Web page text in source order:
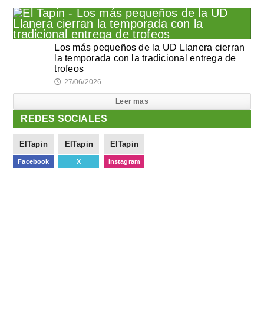
Los más pequeños de la UD Llanera cierran
la temporada con la tradicional entrega de
trofeos
🕔 27/06/2026
Leer mas
REDES SOCIALES
ElTapin
Facebook
ElTapin
X
ElTapin
Instagram